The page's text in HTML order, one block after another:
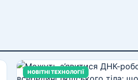
НОВІТНІ ТЕХНОЛОГІЇ